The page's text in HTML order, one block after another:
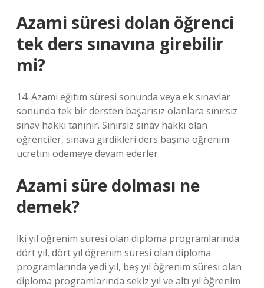
Azami süresi dolan öğrenci
tek ders sınavına girebilir
mi?
14. Azami eğitim süresi sonunda veya ek sınavlar
sonunda tek bir dersten başarısız olanlara sınırsız
sınav hakkı tanınır. Sınırsız sınav hakkı olan
öğrenciler, sınava girdikleri ders başına öğrenim
ücretini ödemeye devam ederler.
Azami süre dolması ne
demek?
İki yıl öğrenim süresi olan diploma programlarında
dört yıl, dört yıl öğrenim süresi olan diploma
programlarında yedi yıl, beş yıl öğrenim süresi olan
diploma programlarında sekiz yıl ve altı yıl öğrenim